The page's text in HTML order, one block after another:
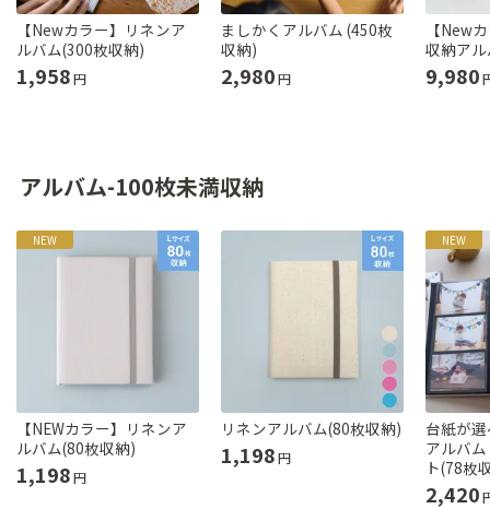
【Newカラー】リネンア
ルバム(300枚収納)
1,958円
ましかくアルバム (450枚
収納)
2,980円
【New
収納ア
9,980
アルバム-100枚未満収納
NEW
【NEWカラー】リネンア
ルバム(80枚収納)
1,198円
リネンアルバム(80枚収納)
1,198円
NEW
台紙が
アルバ
ト(78枚
2,420